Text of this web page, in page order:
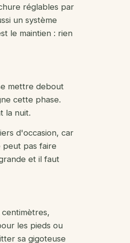
réglables par
un système
le maintien : rien
mettre debout
cette phase.
la nuit.
d'occasion, car
peut pas faire
et il faut
centimètres,
les pieds ou
sa gigoteuse